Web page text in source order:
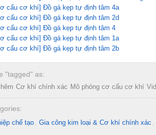
cấu cơ khí] Đồ gá kẹp tự định tâm 4a
cấu cơ khí] Đồ gá kẹp tự định tâm 2d
cấu cơ khí] Đồ gá kẹp tự định tâm 4
cấu cơ khí] Đồ gá kẹp tự định tâm 1a
cấu cơ khí] Đồ gá kẹp tự định tâm 2b
"tagged" as:
Cơ khí chính xác Mô phỏng cơ cấu cơ khí
chế tạo​ Gia công kim loại & Cơ khí chính xác